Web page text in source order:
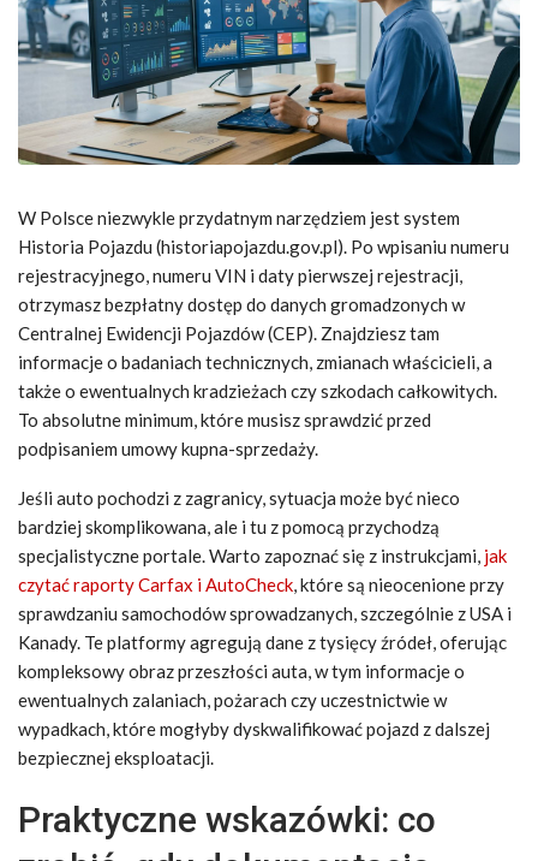
W Polsce niezwykle przydatnym narzędziem jest system
Historia Pojazdu (historiapojazdu.gov.pl). Po wpisaniu numeru
rejestracyjnego, numeru VIN i daty pierwszej rejestracji,
otrzymasz bezpłatny dostęp do danych gromadzonych w
Centralnej Ewidencji Pojazdów (CEP). Znajdziesz tam
informacje o badaniach technicznych, zmianach właścicieli, a
także o ewentualnych kradzieżach czy szkodach całkowitych.
To absolutne minimum, które musisz sprawdzić przed
podpisaniem umowy kupna-sprzedaży.
Jeśli auto pochodzi z zagranicy, sytuacja może być nieco
bardziej skomplikowana, ale i tu z pomocą przychodzą
specjalistyczne portale. Warto zapoznać się z instrukcjami, jak
czytać raporty Carfax i AutoCheck, które są nieocenione przy
sprawdzaniu samochodów sprowadzanych, szczególnie z USA i
Kanady. Te platformy agregują dane z tysięcy źródeł, oferując
kompleksowy obraz przeszłości auta, w tym informacje o
ewentualnych zalaniach, pożarach czy uczestnictwie w
wypadkach, które mogłyby dyskwalifikować pojazd z dalszej
bezpiecznej eksploatacji.
Praktyczne wskazówki: co